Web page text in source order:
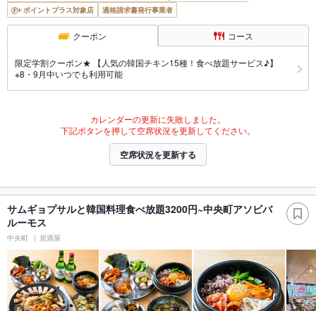
ポイントプラス対象店
適格請求書発行事業者
クーポン コース
限定学割クーポン★ 【人気の韓国チキン15種！食べ放題サービス♪】
※8・9月中いつでも利用可能
カレンダーの更新に失敗しました。
下記ボタンを押して空席状況を更新してください。
空席状況を更新する
サムギョプサルと韓国料理食べ放題3200円~中央町アソビバ
ルーモス
中央町 居酒屋